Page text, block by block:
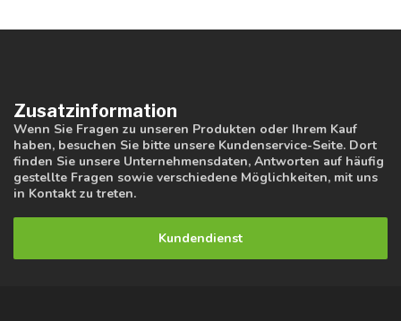
Zusatzinformation
Wenn Sie Fragen zu unseren Produkten oder Ihrem Kauf
haben, besuchen Sie bitte unsere Kundenservice-Seite. Dort
finden Sie unsere Unternehmensdaten, Antworten auf häufig
gestellte Fragen sowie verschiedene Möglichkeiten, mit uns
in Kontakt zu treten.
Kundendienst